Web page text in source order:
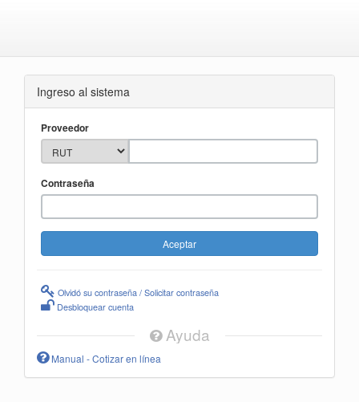
Ingreso al sistema
Proveedor
Contraseña
Olvidó su contraseña / Solicitar contraseña
Desbloquear cuenta
Ayuda
Manual - Cotizar en línea